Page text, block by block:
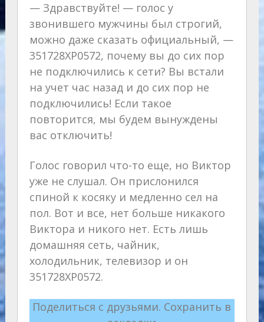
— Здравствуйте! — голос у
звонившего мужчины был строгий,
можно даже сказать официальный, —
351728ХР0572, почему вы до сих пор
не подключились к сети? Вы встали
на учет час назад и до сих пор не
подключились! Если такое
повторится, мы будем вынуждены
вас отключить!
Голос говорил что-то еще, но Виктор
уже не слушал. Он прислонился
спиной к косяку и медленно сел на
пол. Вот и все, нет больше никакого
Виктора и никого нет. Есть лишь
домашняя сеть, чайник,
холодильник, телевизор и он
351728ХР0572.
Поделиться с друзьями. Сохранить в